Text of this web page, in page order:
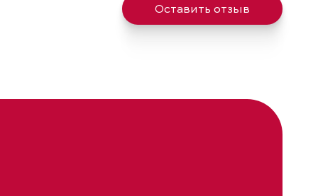
Оставить отзыв